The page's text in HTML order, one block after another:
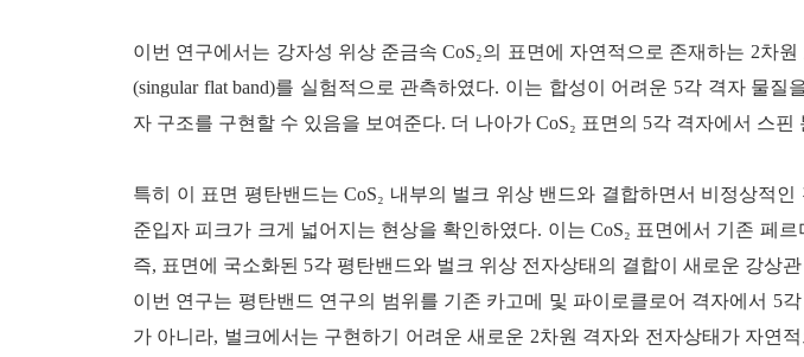
이번 연구에서는 강자성 위상 준금속 CoS₂의 표면에 자연적으로 존재하는 2차
(singular flat band)를 실험적으로 관측하였다. 이는 합성이 어려운 5각 격자 물
자 구조를 구현할 수 있음을 보여준다. 더 나아가 CoS₂ 표면의 5각 격자에서 스
특히 이 표면 평탄밴드는 CoS₂ 내부의 벌크 위상 밴드와 결합하면서 비정상적
준입자 피크가 크게 넓어지는 현상을 확인하였다. 이는 CoS₂ 표면에서 기존 페
즉, 표면에 국소화된 5각 평탄밴드와 벌크 위상 전자상태의 결합이 새로운 강상
이번 연구는 평탄밴드 연구의 범위를 기존 카고메 및 파이로클로어 격자에서 5
가 아니라, 벌크에서는 구현하기 어려운 새로운 2차원 격자와 전자상태가 자연